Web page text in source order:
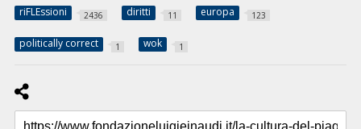
riFLEssioni 2436 diritti 11 europa 123
politically correct 1 wok 1